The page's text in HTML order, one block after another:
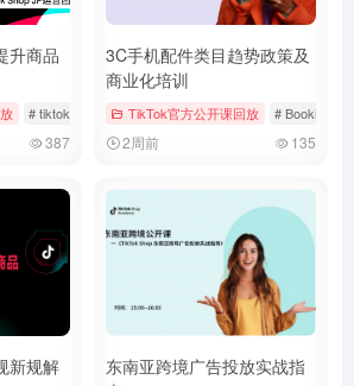
升商品
# tiktok # 厨房用品 # 官方公开课回放
387
3C手机配件类目趋势政策及
商业化培训
TikTok官方公开课回放 # Bookings
2周前 135
新规解
东南亚跨境广告投放实战指